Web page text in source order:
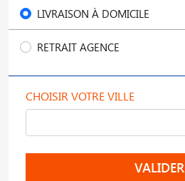
LIVRAISON À DOMICILE
RETRAIT AGENCE
CHOISIR VOTRE VILLE
VALIDER